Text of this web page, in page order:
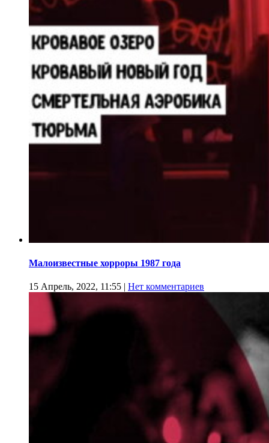
Малоизвестные хорроры 1987 года
15 Апрель, 2022, 11:55 | Нет комментариев